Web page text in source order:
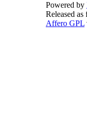
Powered by
Released
Affero GPL